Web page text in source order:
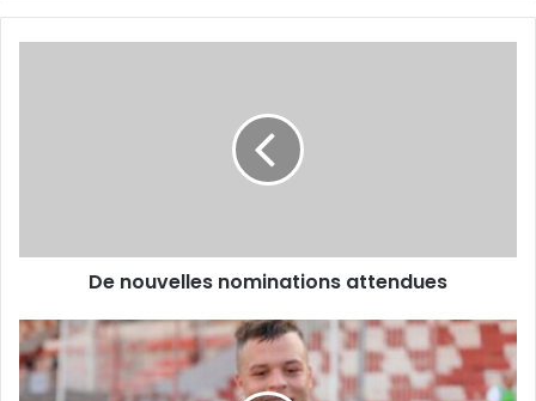
De nouvelles nominations attendues
APPROCHÉ
PAR
NAÂMOUNE